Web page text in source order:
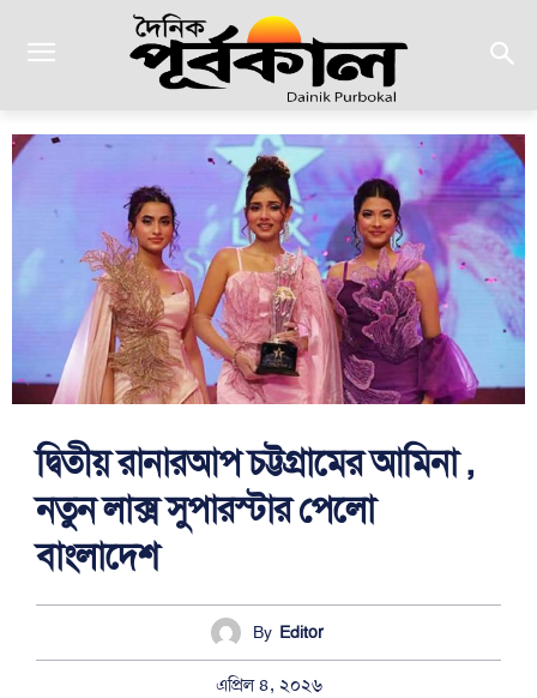
দ্বিতীয় রানারআপ চট্টগ্রামের আমিনা ,
নতুন লাক্স সুপারস্টার পেলো
বাংলাদেশ
By Editor
এপ্রিল ৪, ২০২৬